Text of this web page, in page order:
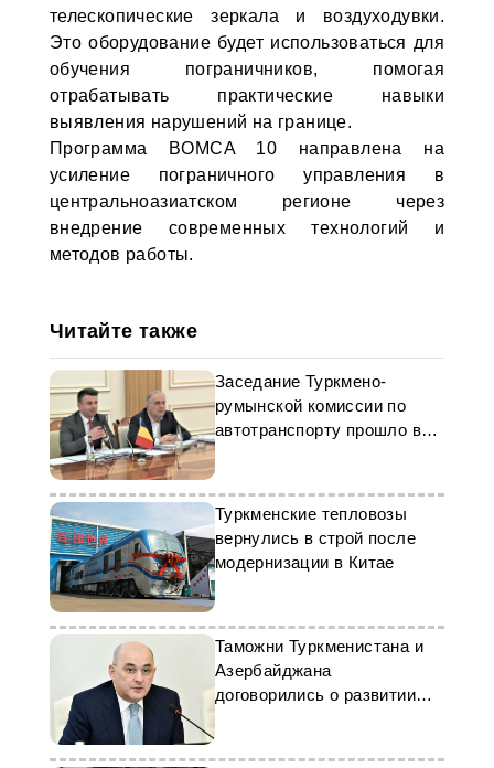
телескопические зеркала и воздуходувки.
Это оборудование будет использоваться для
обучения пограничников, помогая
отрабатывать практические навыки
выявления нарушений на границе.
Программа BOMCA 10 направлена на
усиление пограничного управления в
центральноазиатском регионе через
внедрение современных технологий и
методов работы.
Читайте также
Заседание Туркмено-
румынской комиссии по
автотранспорту прошло в
Ашхабаде
Туркменские тепловозы
вернулись в строй после
модернизации в Китае
Таможни Туркменистана и
Азербайджана
договорились о развитии
сотрудничества